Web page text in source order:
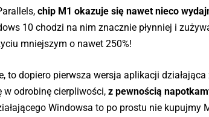
chip M1 okazuje się nawet nieco
10 chodzi na nim znacznie płynniej i
mniejszym o nawet 250%!
to dopiero pierwsza wersja aplikacji
w odrobinę cierpliwości,z pewnością
Windowsa to po prostu nie kupujmy